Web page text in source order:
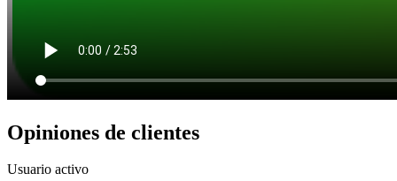
Opiniones de clientes
Usuario activo